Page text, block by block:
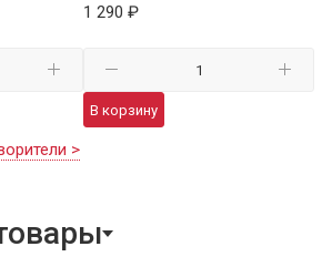
1 290 ₽
В корзину
>